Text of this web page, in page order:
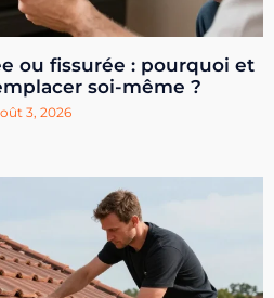
ou fissurée : pourquoi et
soi-même ?
3, 2026